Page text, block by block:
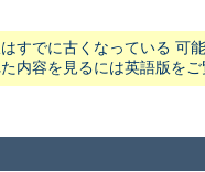
すでに古くなっている 可
内容を見るには英語版をご